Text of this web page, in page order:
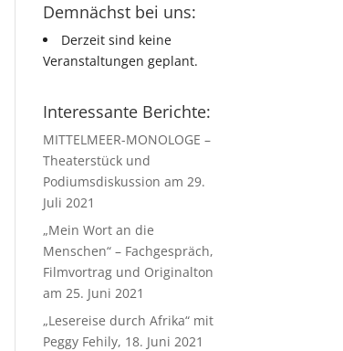
Demnächst bei uns:
Derzeit sind keine
Veranstaltungen geplant.
Interessante Berichte:
MITTELMEER-MONOLOGE –
Theaterstück und
Podiumsdiskussion am 29.
Juli 2021
„Mein Wort an die
Menschen“ – Fachgespräch,
Filmvortrag und Originalton
am 25. Juni 2021
„Lesereise durch Afrika“ mit
Peggy Fehily, 18. Juni 2021